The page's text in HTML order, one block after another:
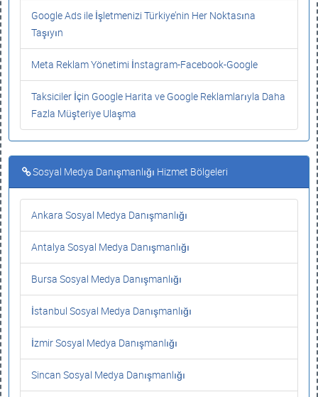
Google Ads ile İşletmenizi Türkiye’nin Her Noktasına
Taşıyın
Meta Reklam Yönetimi İnstagram-Facebook-Google
Taksiciler İçin Google Harita ve Google Reklamlarıyla Daha
Fazla Müşteriye Ulaşma
Sosyal Medya Danışmanlığı Hizmet Bölgeleri
Ankara Sosyal Medya Danışmanlığı
Antalya Sosyal Medya Danışmanlığı
Bursa Sosyal Medya Danışmanlığı
İstanbul Sosyal Medya Danışmanlığı
İzmir Sosyal Medya Danışmanlığı
Sincan Sosyal Medya Danışmanlığı